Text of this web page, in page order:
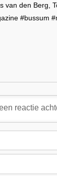
van den Berg,
#bussum